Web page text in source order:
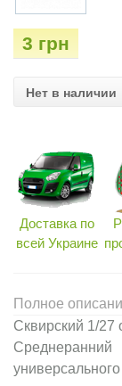
3 грн
Нет в наличии
Доставка по
всей Украине
Полное
Сквирский 1/27